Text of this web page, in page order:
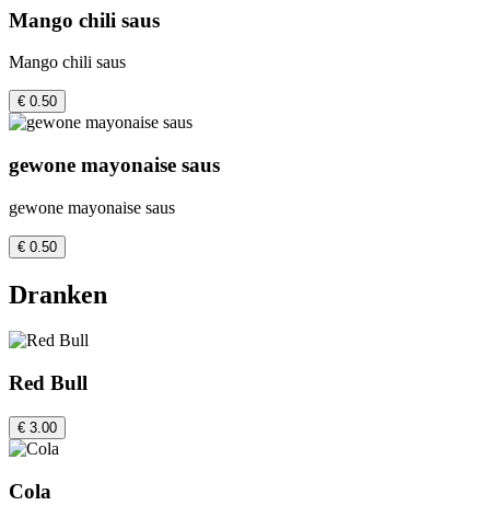
Mango chili saus
Mango chili saus
€ 0.50
gewone mayonaise saus
gewone mayonaise saus
€ 0.50
Dranken
Red Bull
€ 3.00
Cola